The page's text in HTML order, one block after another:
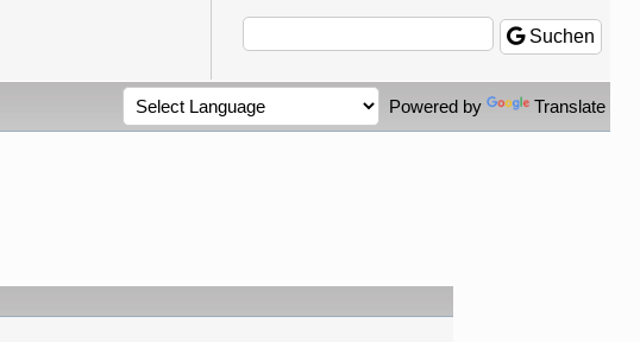
Suchen
Powered by Translate